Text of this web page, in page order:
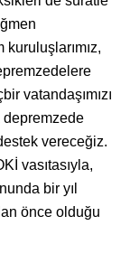
kuruluşlarımız,
vatandaşımızı
depremzede
vereceğiz.
vasıtasıyla,
bir yıl
önce olduğu